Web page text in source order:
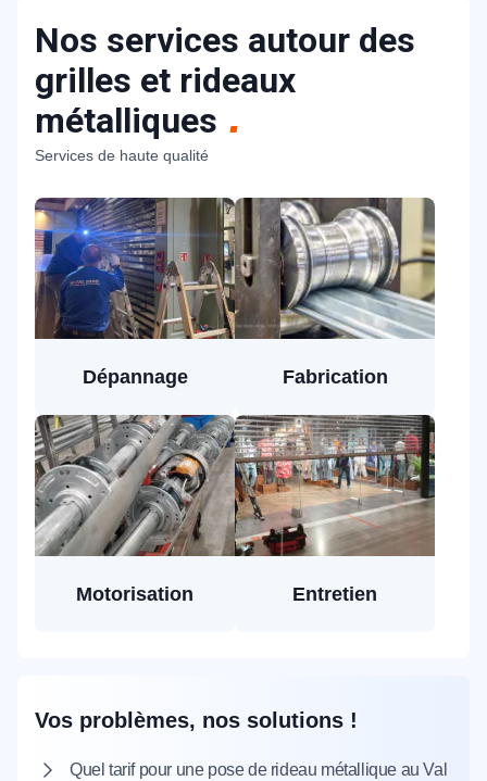
Nos services autour des
grilles et rideaux
métalliques
Services de haute qualité
Dépannage Fabrication
Motorisation Entretien
Vos problèmes, nos solutions !
Quel tarif pour une pose de rideau métallique au Val